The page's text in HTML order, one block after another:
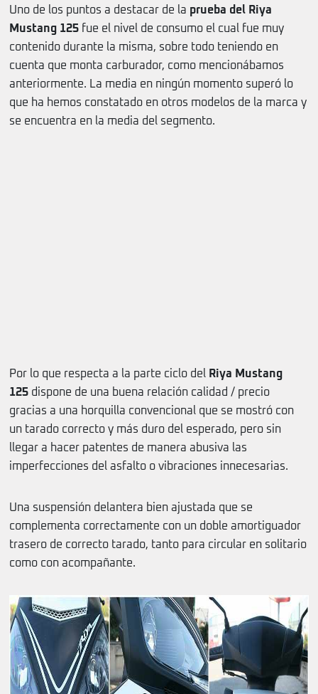
Uno de los puntos a destacar de la prueba del Riya
Mustang 125 fue el nivel de consumo el cual fue muy
contenido durante la misma, sobre todo teniendo en
cuenta que monta carburador, como mencionábamos
anteriormente. La media en ningún momento superó lo
que ha hemos constatado en otros modelos de la marca y
se encuentra en la media del segmento.
Por lo que respecta a la parte ciclo del Riya Mustang
125 dispone de una buena relación calidad / precio
gracias a una horquilla convencional que se mostró con
un tarado correcto y más duro del esperado, pero sin
llegar a hacer patentes de manera abusiva las
imperfecciones del asfalto o vibraciones innecesarias.
Una suspensión delantera bien ajustada que se
complementa correctamente con un doble amortiguador
trasero de correcto tarado, tanto para circular en solitario
como con acompañante.